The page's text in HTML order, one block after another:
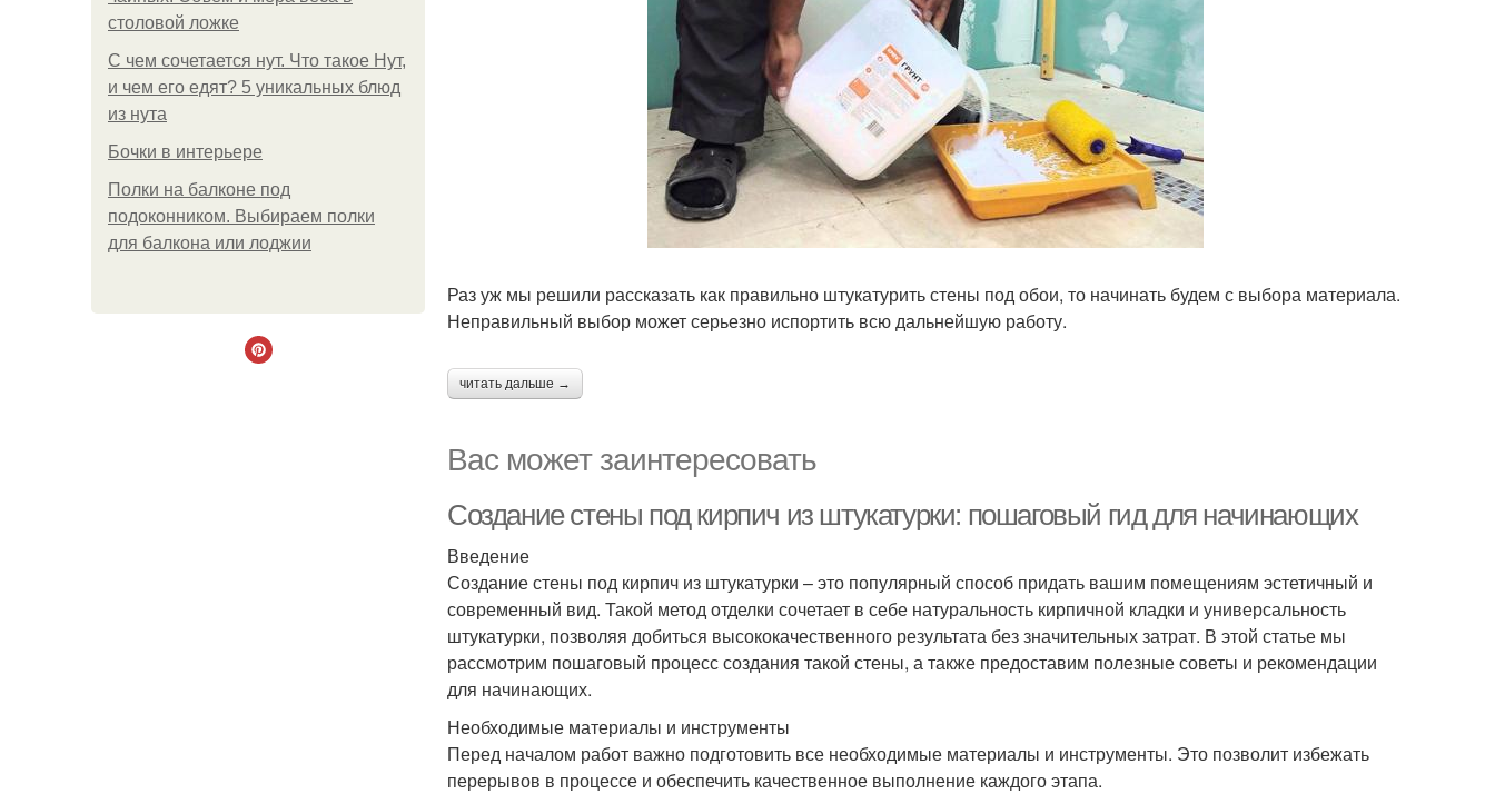
столовой ложке
С чем сочетается нут. Что такое Нут,
и чем его едят? 5 уникальных блюд
из нута
Бочки в интерьере
Полки на балконе под
подоконником. Выбираем полки
для балкона или лоджии
Раз уж мы решили рассказать как правильно штукатурить стены под обои, то начинать будем с выбора материала.
Неправильный выбор может серьезно испортить всю дальнейшую работу.
читать дальше →
Вас может заинтересовать
Создание стены под кирпич из штукатурки: пошаговый гид для начинающих
Введение
Создание стены под кирпич из штукатурки – это популярный способ придать вашим помещениям эстетичный и
современный вид. Такой метод отделки сочетает в себе натуральность кирпичной кладки и универсальность
штукатурки, позволяя добиться высококачественного результата без значительных затрат. В этой статье мы
рассмотрим пошаговый процесс создания такой стены, а также предоставим полезные советы и рекомендации
для начинающих.
Необходимые материалы и инструменты
Перед началом работ важно подготовить все необходимые материалы и инструменты. Это позволит избежать
перерывов в процессе и обеспечить качественное выполнение каждого этапа.